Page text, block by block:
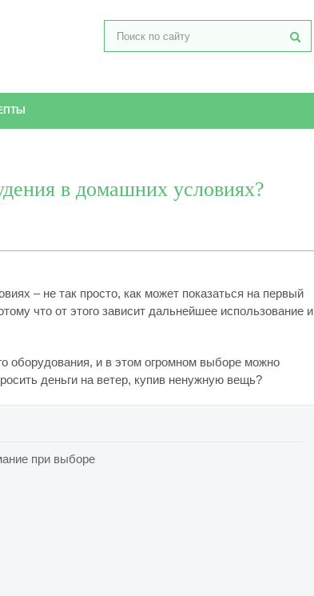
в домашних условиях?
– не так просто, как может показаться на первый
что от этого зависит дальнейшее использование и
оборудования, и в этом огромном выборе можно
деньги на ветер, купив ненужную вещь?
при выборе